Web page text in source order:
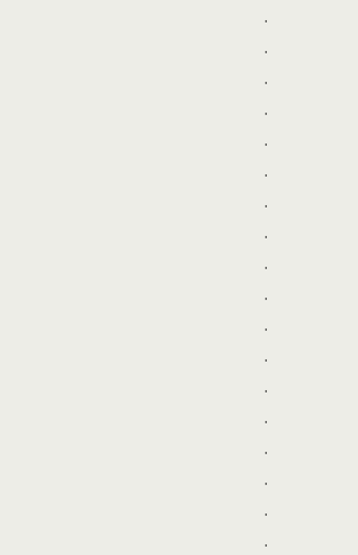
.
.
.
.
.
.
.
.
.
.
.
.
.
.
.
.
.
.